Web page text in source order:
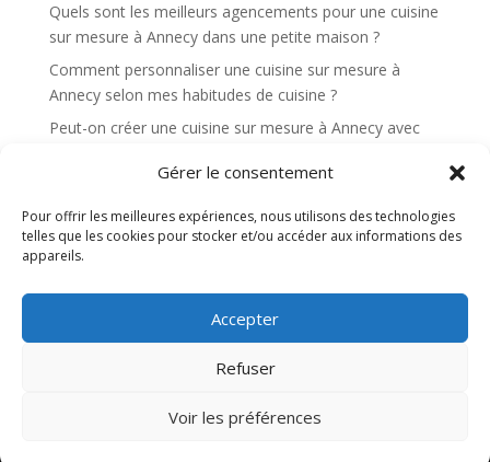
Gérer le consentement
Pour offrir les meilleures expériences, nous utilisons des technologies
telles que les cookies pour stocker et/ou accéder aux informations des
appareils.
Accepter
Refuser
Voir les préférences
Quels sont les meilleurs agencements pour une cuisine
sur mesure à Annecy dans une petite maison ?
Comment personnaliser une cuisine sur mesure à
Annecy selon mes habitudes de cuisine ?
Peut-on créer une cuisine sur mesure à Annecy avec
Quels éléments rendent une cuisine sur mesure à
Annecy plus ergonomique au quotidien ?
Recent Comments
Site web réalisé par l'agence de communication